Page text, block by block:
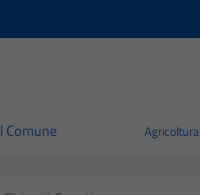
Comune Agricoltura